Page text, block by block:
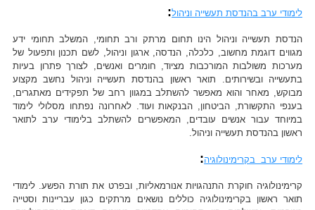
לימודי ערב בהנדסת תעשייה וניהול:
הנדסת תעשייה וניהול הינו תחום מרתק ורב תחומי, המשלב תחומי ידע
מגווים דוגמת מחשוב, כלכלה, הנדסה, ארגון וניהול, לשם תכנון ותפעול של
מערכות משולבות המורכבות מציוד, חומרים ואנשים, לצורך פתרון בעיות
בתעשייה ובשירותים. תואר ראשון בהנדסת תעשייה וניהול נחשב מקצוע
מבוקש, מאחר והוא מאפשר להשתלב במגוון רחב של תפקידים מאתגרים,
בענפי התקשורת, הביטחון, הבנקאות ועוד. לאחרונה נפתחו מסלולי לימוד
במיוחד עבור אנשים עובדים, המאפשרים להשתלב בלימודי ערב לתואר
ראשון בהנדסת תעשייה וניהול.
לימודי ערב בקרימינולוגיה:
קרימינולוגיה חוקרת התנהגויות אנורמאליות, ובפרט את תורת הפשע. לימודי
תואר ראשון בקרימינולוגיה כוללים נושאים מרתקים כגון עבריינות וסטייה